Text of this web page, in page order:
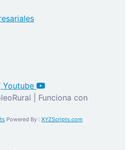
Youtube
| Funciona con
Powered By : XYZScripts.com